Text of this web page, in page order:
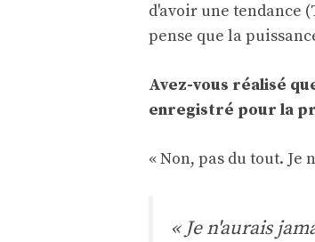
d'avoir une tendance
pense que la
Avez-vous réalisé
enregistré pour la
« Non, pas du tout. Je
« Je n'aurais